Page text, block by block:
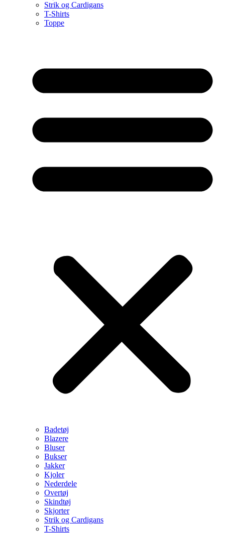
Strik og Cardigans
T-Shirts
Toppe
Badetøj
Blazere
Bluser
Bukser
Jakker
Kjoler
Nederdele
Overtøj
Skindtøj
Skjorter
Strik og Cardigans
T-Shirts